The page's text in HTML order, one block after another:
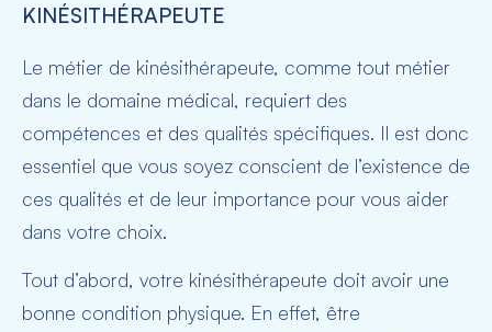
KINÉSITHÉRAPEUTE
Le métier de kinésithérapeute, comme tout métier
dans le domaine médical, requiert des
compétences et des qualités spécifiques. Il est donc
essentiel que vous soyez conscient de l’existence de
ces qualités et de leur importance pour vous aider
dans votre choix.
Tout d’abord, votre kinésithérapeute doit avoir une
bonne condition physique. En effet, être